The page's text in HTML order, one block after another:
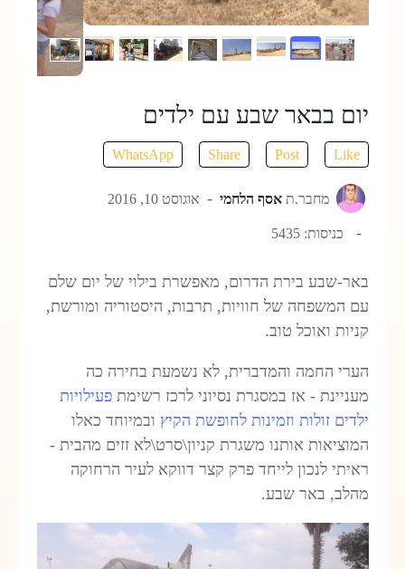
יום בבאר שבע עם ילדים
Like
Post
Share
WhatsApp
מחבר.ת אסף הלחמי אוגוסט 10, 2016
כניסות: 5435
באר-שבע בירת הדרום, מאפשרת בילוי של יום שלם
עם המשפחה של חוויות, תרבות, היסטוריה ומורשת,
קניות ואוכל טוב.
הערי החמה והמדברית, לא נשמעת בחירה כה
מעניינת - אז במסגרת נסיוני לרכז רשימתפעילויות
ילדים זולות וזמינות לחופשת הקיץ ובמיוחד כאלו
המוציאות אותנו משגרת קניון\סרט\לא זזים מהבית -
ראיתי לנכון לייחד פרק קצר דווקא לעיר הרחוקה
מהלב, באר שבע.